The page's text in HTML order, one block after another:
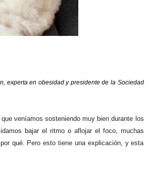
experta en obesidad y presidente de la Sociedad
veníamos sosteniendo muy bien durante los
bajar el ritmo o aflojar el foco, muchas
qué. Pero esto tiene una explicación, y esta